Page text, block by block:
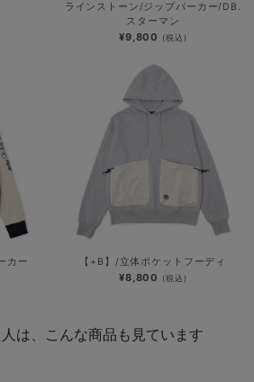
ラインストーン/ジップパーカー/DB.
スターマン
¥9,800 (税込)
カー 【+B】/立体ポケットフーディ
¥8,800 (税込)
は、こんな商品も見ています